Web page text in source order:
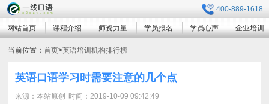
400-889-1618
网站首页 课程介绍 师资力量 学员报名 学员心声 企业培训
当前位置：首页>英语培训机构排行榜
英语口语学习时需要注意的几个点
来源：本站原创 时间：2019-10-09 09:42:49